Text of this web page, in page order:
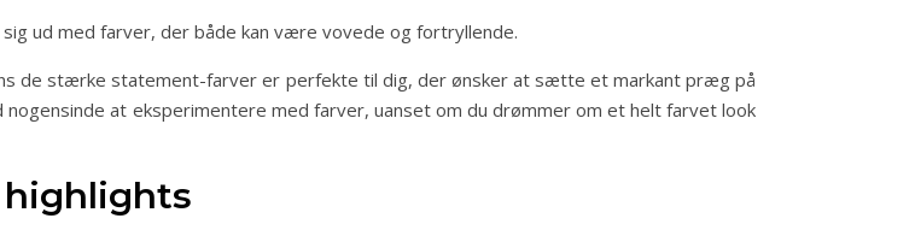
ud med farver, der både kan være vovede og fortryllende.
de stærke statement-farver er perfekte til dig, der ønsker at sætte et markant præg på
at eksperimentere med farver, uanset om du drømmer om et helt farvet look
highlights